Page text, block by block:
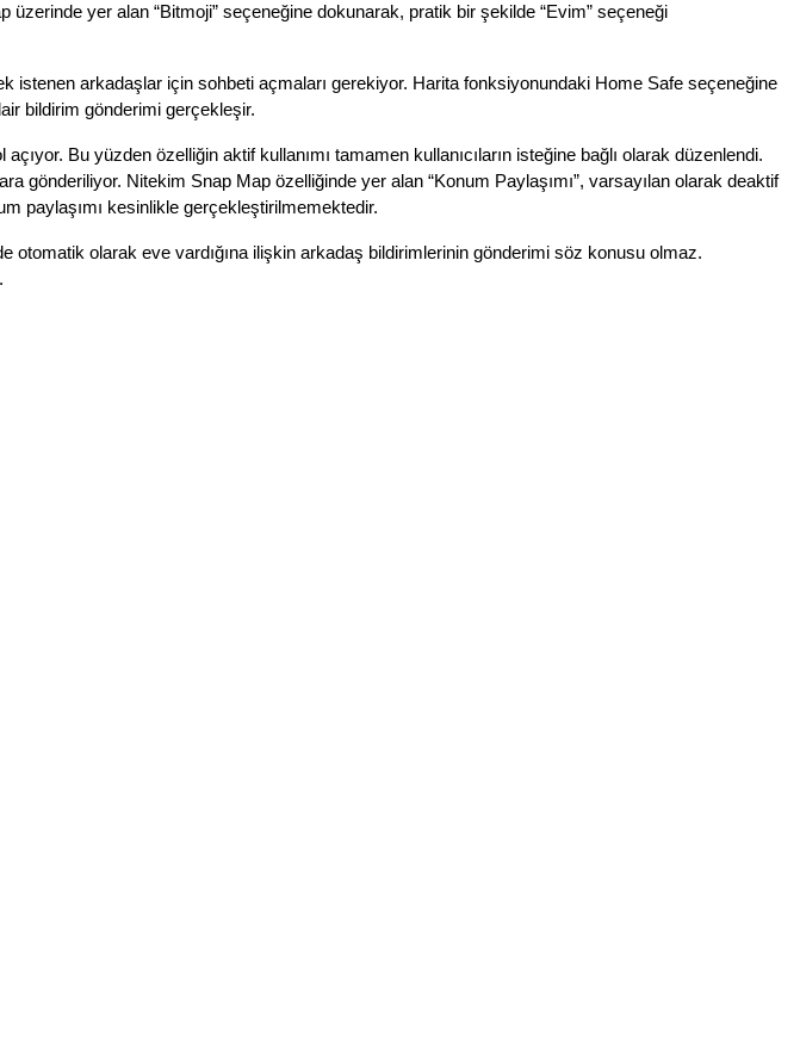
yer alan “Bitmoji” seçeneğine dokunarak, pratik bir şekilde “Evim” seçeneği
istenen arkadaşlar için sohbeti açmaları gerekiyor. Harita fonksiyonundaki Home Safe seçeneğine
bildirim gönderimi gerçekleşir.
Bu yüzden özelliğin aktif kullanımı tamamen kullanıcıların isteğine bağlı olarak düzenlendi.
gönderiliyor. Nitekim Snap Map özelliğinde yer alan “Konum Paylaşımı”, varsayılan olarak deaktif
paylaşımı kesinlikle gerçekleştirilmemektedir.
otomatik olarak eve vardığına ilişkin arkadaş bildirimlerinin gönderimi söz konusu olmaz.